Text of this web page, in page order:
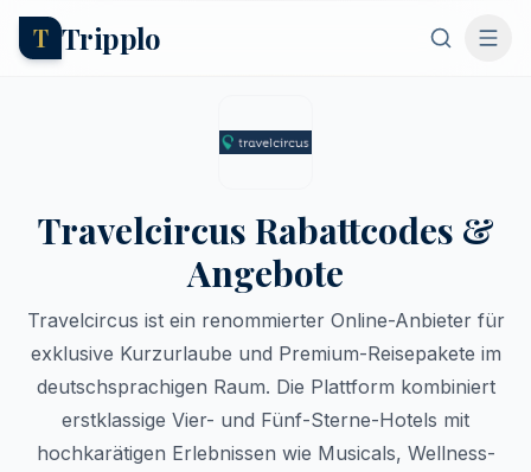
T Tripplo
Travelcircus Rabattcodes &
Angebote
Travelcircus ist ein renommierter Online-Anbieter für
exklusive Kurzurlaube und Premium-Reisepakete im
deutschsprachigen Raum. Die Plattform kombiniert
erstklassige Vier- und Fünf-Sterne-Hotels mit
hochkarätigen Erlebnissen wie Musicals, Wellness-